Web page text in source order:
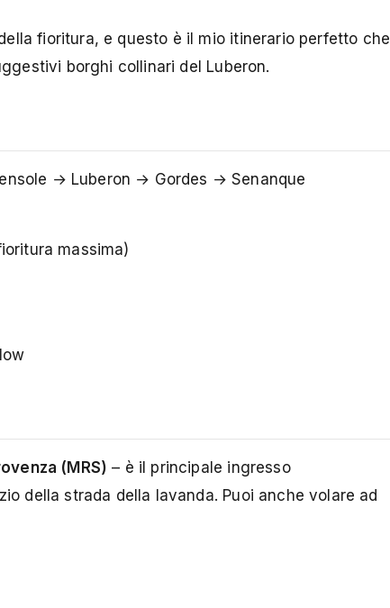
fioritura, e questo è il mio itinerario perfetto che
borghi collinari del Luberon.
→ Luberon → Gordes → Senanque
massima)
(MRS) – è il principale ingresso
della strada della lavanda. Puoi anche volare ad